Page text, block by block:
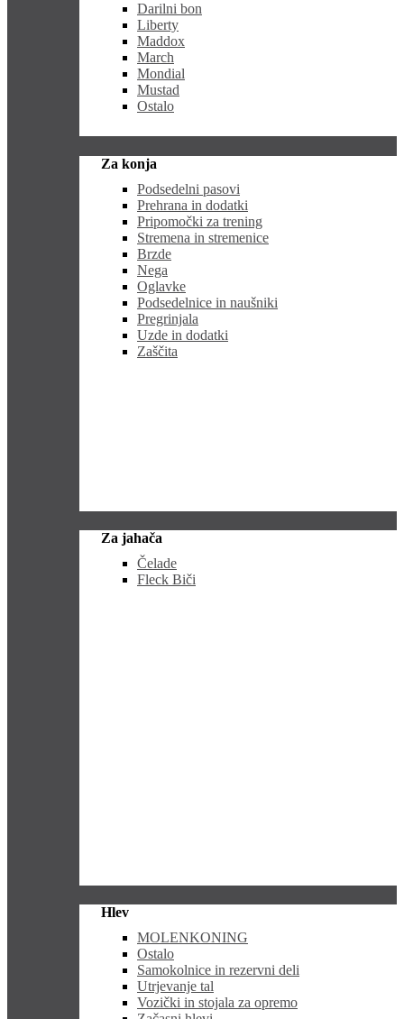
Darilni bon
Liberty
Maddox
March
Mondial
Mustad
Ostalo
Za konja
Podsedelni pasovi
Prehrana in dodatki
Pripomočki za trening
Stremena in stremenice
Brzde
Nega
Oglavke
Podsedelnice in naušniki
Pregrinjala
Uzde in dodatki
Zaščita
Za jahača
Čelade
Fleck Biči
Hlev
MOLENKONING
Ostalo
Samokolnice in rezervni deli
Utrjevanje tal
Vozički in stojala za opremo